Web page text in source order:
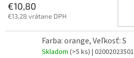
€10,80
€13,28 vrátane DPH
Farba: orange, Veľkosť: S
Skladom (>5 ks) | 02002023501